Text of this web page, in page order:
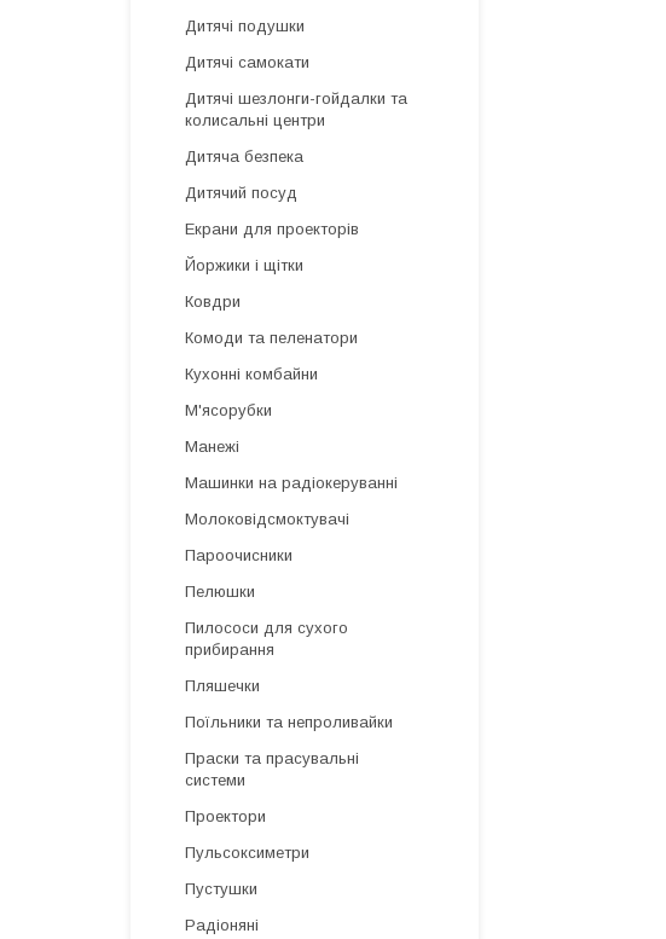
Дитячі подушки
Дитячі самокати
Дитячі шезлонги-гойдалки та
колисальні центри
Дитяча безпека
Дитячий посуд
Екрани для проекторів
Йоржики і щітки
Ковдри
Комоди та пеленатори
Кухонні комбайни
М'ясорубки
Манежі
Машинки на радіокеруванні
Молоковідсмоктувачі
Пароочисники
Пелюшки
Пилососи для сухого
прибирання
Пляшечки
Поїльники та непроливайки
Праски та прасувальні
системи
Проектори
Пульсоксиметри
Пустушки
Радіоняні